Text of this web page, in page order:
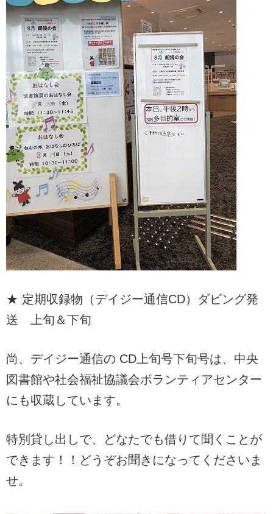
★ 定期収録物（デイジー通信CD）ダビング発
送 上旬＆下旬
尚、デイジー通信の CD上旬号下旬号は、中央
図書館や社会福祉協議会ボランティアセンター
にも収蔵しています。
特別貸し出しで、どなたでも借りて聞くことが
できます！！どうぞお聞きになってくださいま
せ。